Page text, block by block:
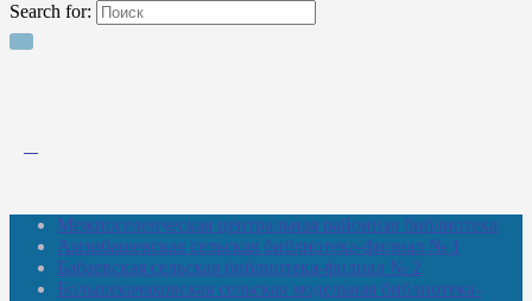
Search for:
Межпоселенческая центральная районная библиотека
Амзибашевская сельская библиотека-филиал № 1
Бабаевская сельская библиотека-филиал № 2
Большекачаковская сельская модельная библиотека-